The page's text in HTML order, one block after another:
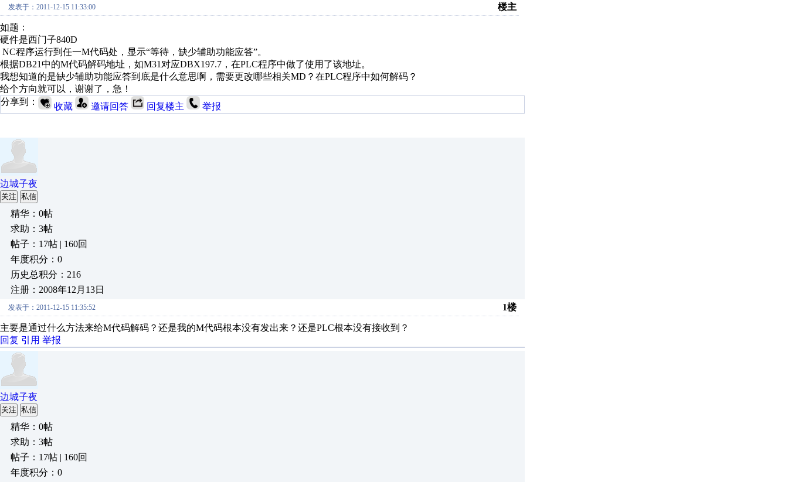
发表于：2011-12-15 11:33:00 楼主
如题：
硬件是西门子840D
NC程序运行到任一M代码处，显示“等待，缺少辅助功能应答”。
根据DB21中的M代码解码地址，如M31对应DBX197.7，在PLC程序中做了使用了该地址。
我想知道的是缺少辅助功能应答到底是什么意思啊，需要更改哪些相关MD？在PLC程序中如何解码？
给个方向就可以，谢谢了，急！
分享到：
收藏 邀请回答 回复楼主 举报
边城子夜
关注 私信
精华：0帖
求助：3帖
帖子：17帖 | 160回
年度积分：0
历史总积分：216
注册：2008年12月13日
发表于：2011-12-15 11:35:52 1楼
主要是通过什么方法来给M代码解码？还是我的M代码根本没有发出来？还是PLC根本没有接收到？
回复 引用 举报
边城子夜
关注 私信
精华：0帖
求助：3帖
帖子：17帖 | 160回
年度积分：0